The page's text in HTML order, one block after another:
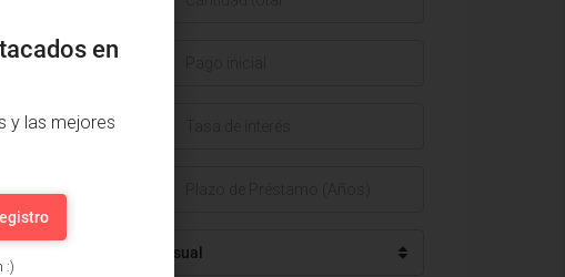
Mensual
en
y las mejores
:)